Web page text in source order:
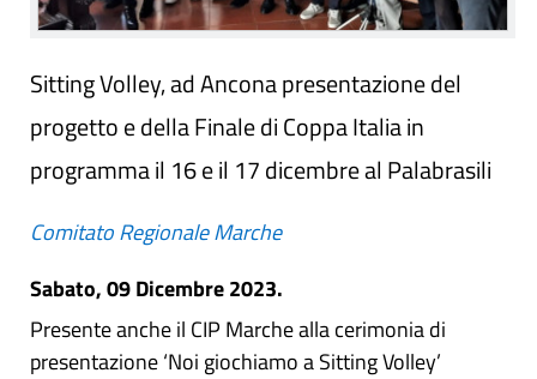
Sitting Volley, ad Ancona presentazione del
progetto e della Finale di Coppa Italia in
programma il 16 e il 17 dicembre al Palabrasili
Comitato Regionale Marche
Sabato, 09 Dicembre 2023.
Presente anche il CIP Marche alla cerimonia di
presentazione ‘Noi giochiamo a Sitting Volley’